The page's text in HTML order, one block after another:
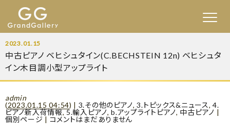
2023.01.15
中古ピアノ ベヒシュタイン(C.BECHSTEIN 12n) ベヒシュタ
イン木目調小型アップライト
admin
(2023.01.15 04:54) | 3.その他のピアノ,3.トピックス&ニュース,4.
ピアノ新入荷情報,5.輸入ピアノ,b.アップライトピアノ, 中古ピアノ |
個別ページ | コメントはまだありません